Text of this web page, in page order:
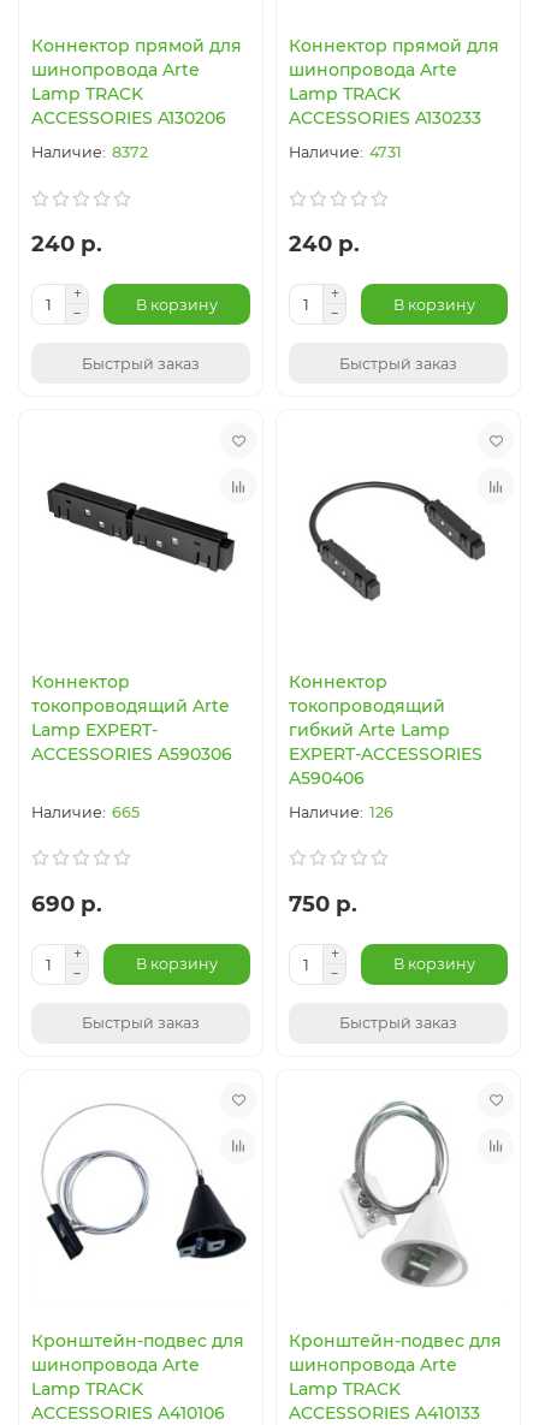
Коннектор прямой для
шинопровода Arte
Lamp TRACK
ACCESSORIES A130206
8372
240 р.
В корзину
Быстрый заказ
Коннектор прямой для
шинопровода Arte
Lamp TRACK
ACCESSORIES A130233
4731
240 р.
В корзину
Быстрый заказ
Коннектор
токопроводящий Arte
Lamp EXPERT-
ACCESSORIES A590306
665
690 р.
В корзину
Быстрый заказ
Коннектор
токопроводящий
гибкий Arte Lamp
EXPERT-ACCESSORIES
A590406
126
750 р.
В корзину
Быстрый заказ
Кронштейн-подвес для
шинопровода Arte
Lamp TRACK
ACCESSORIES A410106
Кронштейн-подвес для
шинопровода Arte
Lamp TRACK
ACCESSORIES A410133